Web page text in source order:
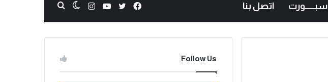
سبــــــورت اتصل بنا
Follow Us